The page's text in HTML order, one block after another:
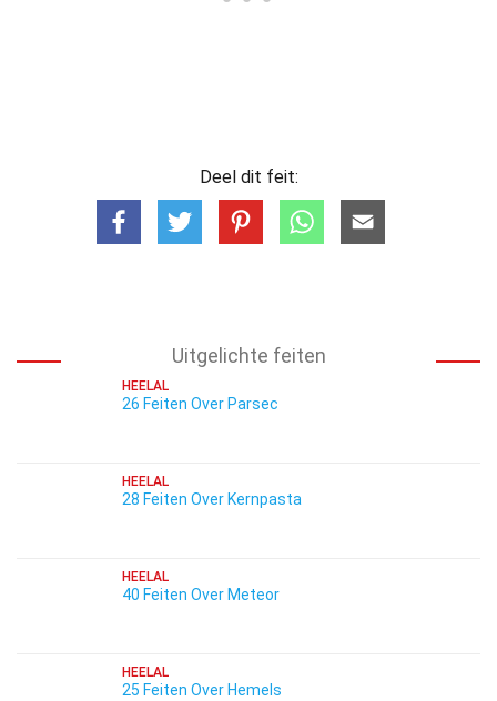
Deel dit feit:
Uitgelichte feiten
HEELAL
26 Feiten Over Parsec
HEELAL
28 Feiten Over Kernpasta
HEELAL
40 Feiten Over Meteor
HEELAL
25 Feiten Over Hemels